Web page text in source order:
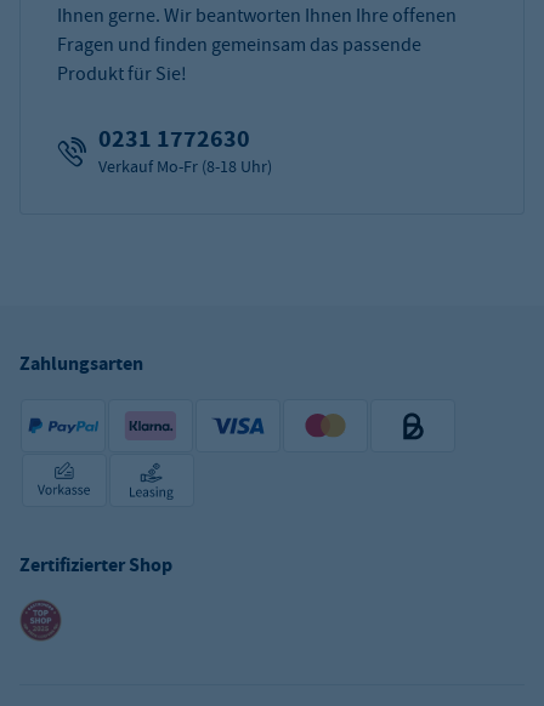
Ihnen gerne. Wir beantworten Ihnen Ihre offenen
Fragen und finden gemeinsam das passende
Produkt für Sie!
0231 1772630
Verkauf Mo-Fr (8-18 Uhr)
Zahlungsarten
Zertifizierter Shop